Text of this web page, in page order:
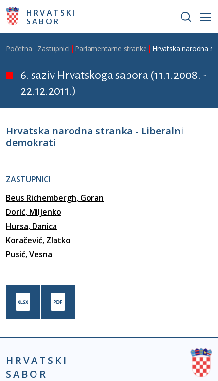
Skoči na glavni sadržaj
HRVATSKI
SABOR
Breadcrumb
Početna Zastupnici Parlamentarne stranke Hrvatska narodna
6. saziv Hrvatskoga sabora (11.1.2008. -
22.12.2011.)
Hrvatska narodna stranka - Liberalni
demokrati
ZASTUPNICI
Beus Richembergh, Goran
Dorić, Miljenko
Hursa, Danica
Koračević, Zlatko
Pusić, Vesna
HRVATSKI
SABOR